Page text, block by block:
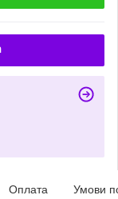
Оплата Умови